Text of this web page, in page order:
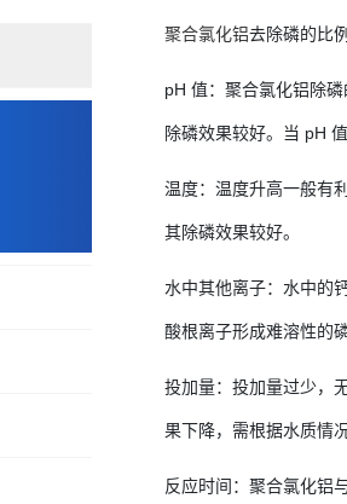
聚合氯化铝去除磷的比
pH 值：聚合氯化铝除
除磷效果较好。当 pH
温度：温度升高一般有
其除磷效果较好。
水中其他离子：水中的
酸根离子形成难溶性的
投加量：投加量过少，
果下降，需根据水质情
反应时间：聚合氯化铝